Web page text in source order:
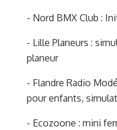
- Nord BMX Club :
- Lille Planeurs :
planeur
- Flandre Radio
pour enfants,
- Ecozoone : mini